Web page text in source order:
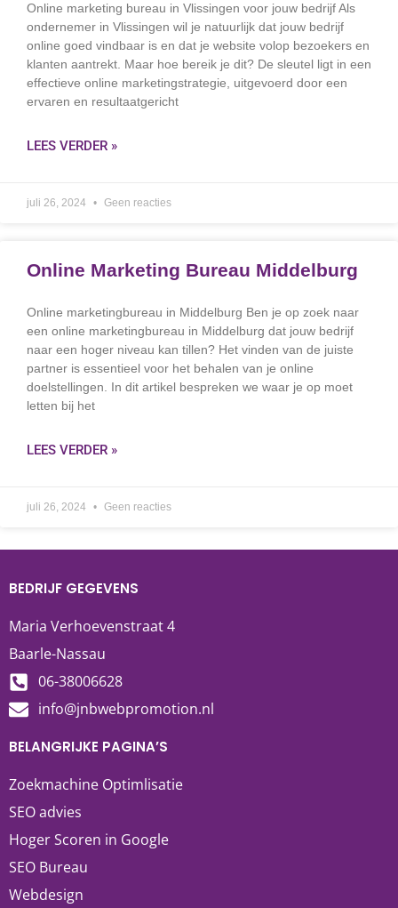
Online marketing bureau in Vlissingen voor jouw bedrijf Als
ondernemer in Vlissingen wil je natuurlijk dat jouw bedrijf
online goed vindbaar is en dat je website volop bezoekers en
klanten aantrekt. Maar hoe bereik je dit? De sleutel ligt in een
effectieve online marketingstrategie, uitgevoerd door een
ervaren en resultaatgericht
LEES VERDER »
juli 26, 2024 Geen reacties
Online Marketing Bureau Middelburg
Online marketingbureau in Middelburg Ben je op zoek naar
een online marketingbureau in Middelburg dat jouw bedrijf
naar een hoger niveau kan tillen? Het vinden van de juiste
partner is essentieel voor het behalen van je online
doelstellingen. In dit artikel bespreken we waar je op moet
letten bij het
LEES VERDER »
juli 26, 2024 Geen reacties
BEDRIJF GEGEVENS
Maria Verhoevenstraat 4
Baarle-Nassau
06-38006628
info@jnbwebpromotion.nl
BELANGRIJKE PAGINA’S
Zoekmachine Optimlisatie
SEO advies
Hoger Scoren in Google
SEO Bureau
Webdesign